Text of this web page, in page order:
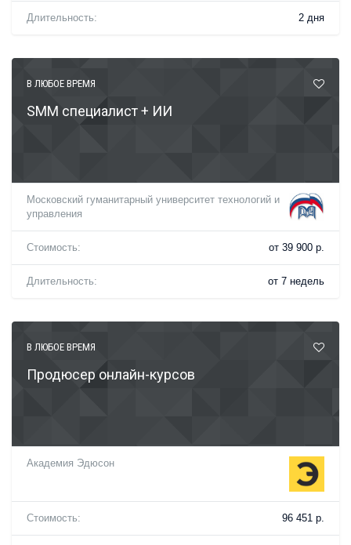
Длительность: 2 дня
В ЛЮБОЕ ВРЕМЯ
SMM специалист + ИИ
Московский гуманитарный университет технологий и
управления
Стоимость: от 39 900 р.
Длительность: от 7 недель
В ЛЮБОЕ ВРЕМЯ
Продюсер онлайн-курсов
Академия Эдюсон
Стоимость: 96 451 р.